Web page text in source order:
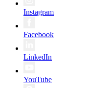
Instagram
Facebook
LinkedIn
YouTube